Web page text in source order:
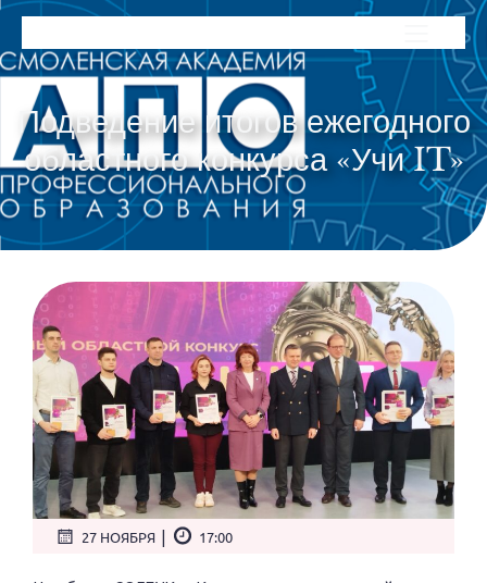
Подведение итогов ежегодного
областного конкурса «Учи IT»
27 НОЯБРЯ | 17:00